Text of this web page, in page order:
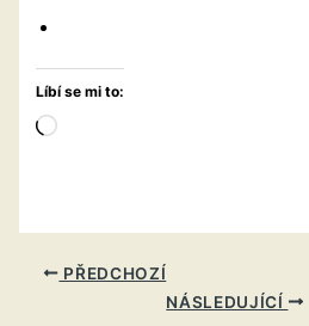
Líbí se mi to:
Načítání…
PŘEDCHOZÍ
NÁSLEDUJÍCÍ